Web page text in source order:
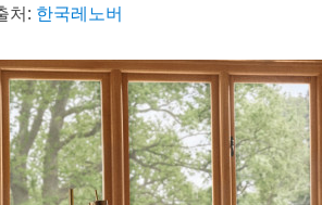
처: 한국레노버